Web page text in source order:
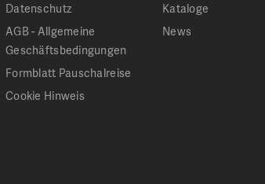
Datenschutz
AGB - Allgemeine
Geschäftsbedingungen
Formblatt Pauschalreise
Cookie Hinweis
Kataloge
News